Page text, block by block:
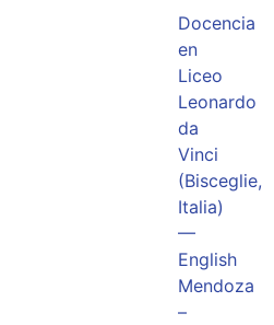
Docencia
en
Liceo
Leonardo
da
Vinci
(Bisceglie,
Italia)
—
English
Mendoza
–